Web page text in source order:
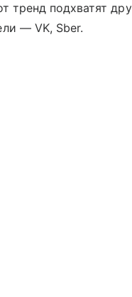
тренд подхватят
— VK, Sber.